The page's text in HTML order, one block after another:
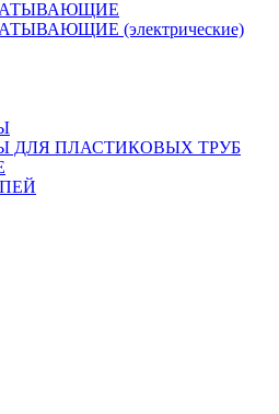
(электрические)
ДЛЯ ПЛАСТИКОВЫХ ТРУБ